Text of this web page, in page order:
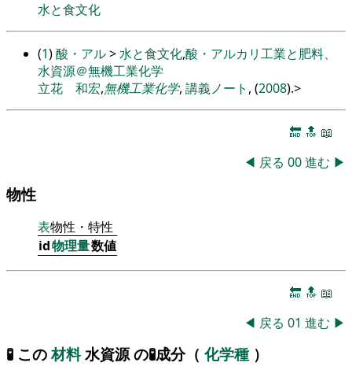
水と食文化
(1)酸・アル>水と食文化,酸・アルカリ工業と肥料、
水資源＠無機工業化学
立花 和宏,無機工業化学, 講義ノート , (2008).>
🔚 🔝 📖
◀ 戻る 00進む ▶
物性
表物性・特性
id物理量数値
🔚 🔝 📖
◀ 戻る 01 進む ▶
🧪 この材料水資源 の🧪成分（ 化学種 ）